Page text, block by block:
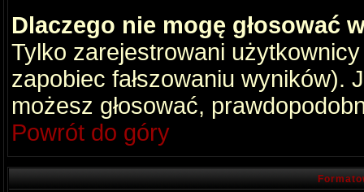
Dlaczego nie mogę głosować
Tylko zarejestrowani
zapobiec fałszowaniu wyników).
możesz głosować,
Powrót do góry